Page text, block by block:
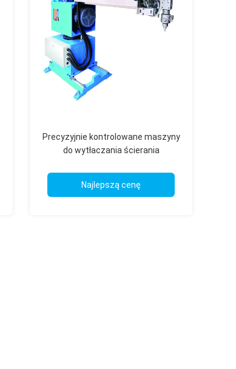
Precyzyjnie kontrolowane maszyny
do wytłaczania ścierania
Najlepszą cenę